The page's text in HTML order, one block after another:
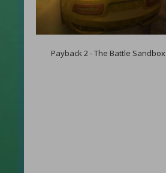
Payback 2 - The Battle Sandbox